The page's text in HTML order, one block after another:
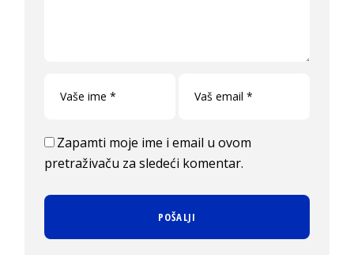
Zapamti moje ime i email u ovom
pretraživaču za sledeći komentar.